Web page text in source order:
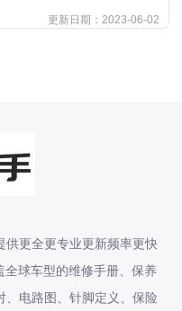
更新日期：2023-06-02
供更全更专业更新频率更快
全球车型的维修手册、保养
、电路图、针脚定义、保险